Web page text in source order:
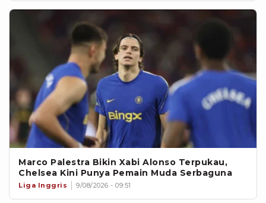
Marco Palestra Bikin Xabi Alonso Terpukau,
Chelsea Kini Punya Pemain Muda Serbaguna
Liga Inggris 9/08/2026 - 09:51